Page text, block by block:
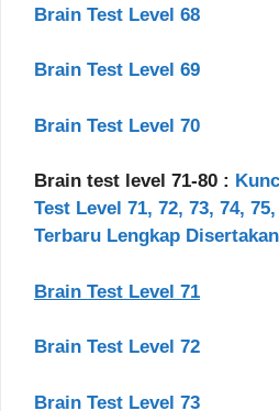
Brain Test Level 68
Brain Test Level 69
Brain Test Level 70
Brain test level 71-80 :
Test Level 71, 72, 73, 74,
Terbaru Lengkap
Brain Test Level 71
Brain Test Level 72
Brain Test Level 73